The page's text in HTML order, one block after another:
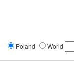
Poland World